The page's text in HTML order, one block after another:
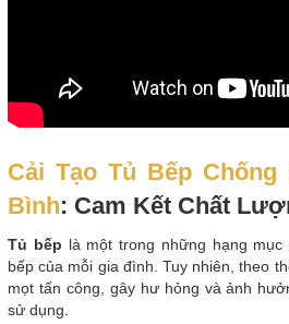
Cải Tạo Tủ Bếp Chống
Bình: Cam Kết Chất
Tủ bếp là một trong những hạng
bếp của mỗi gia đình. Tuy nhiên, theo
mọt tấn công, gây hư hỏng và ảnh
sử dụng.